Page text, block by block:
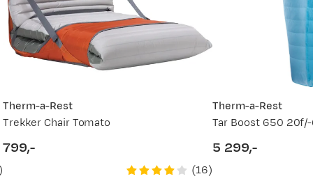
)
Therm-a-Rest
Trekker Chair Tomato
799,-
(16)
Therm-a-Rest
Tar Boost 650
5 299,-